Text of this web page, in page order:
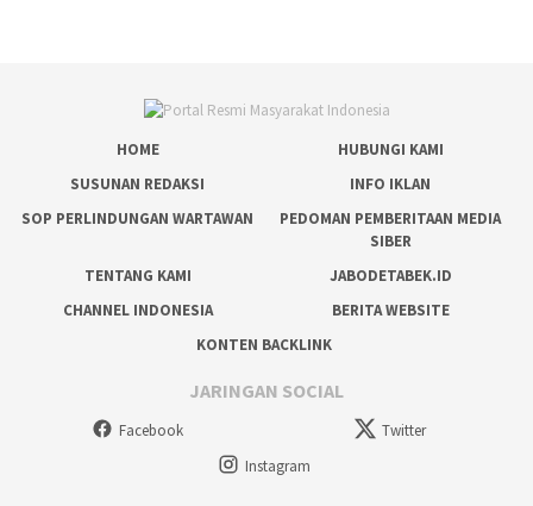
HOME
HUBUNGI KAMI
SUSUNAN REDAKSI
INFO IKLAN
SOP PERLINDUNGAN WARTAWAN
PEDOMAN PEMBERITAAN MEDIA
SIBER
TENTANG KAMI
JABODETABEK.ID
CHANNEL INDONESIA
BERITA WEBSITE
KONTEN BACKLINK
JARINGAN SOCIAL
Facebook
Twitter
Instagram